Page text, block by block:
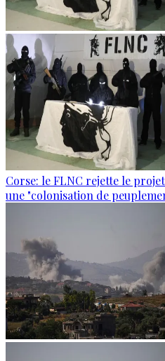
Corse: le FLNC rejette le
une "colonisation de